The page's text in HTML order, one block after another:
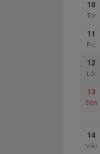
10
Tor
11
Fre
12
Lör
13
Sön
14
Mån